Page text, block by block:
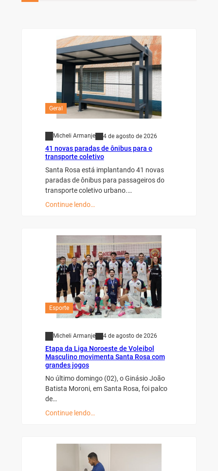
Geral
Micheli Armanje 4 de agosto de 2026
41 novas paradas de ônibus para o
transporte coletivo
Santa Rosa está implantando 41 novas
paradas de ônibus para passageiros do
transporte coletivo urbano.…
Continue lendo…
Esporte
Micheli Armanje 4 de agosto de 2026
Etapa da Liga Noroeste de Voleibol
Masculino movimenta Santa Rosa com
grandes jogos
No último domingo (02), o Ginásio João
Batista Moroni, em Santa Rosa, foi palco
de…
Continue lendo…